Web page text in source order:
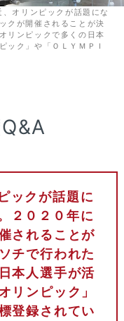
、オリンピックが話題にな
クが開催されることが決
リンピックで多くの日本
ック」や「ＯＬＹＭＰＩ
ックが話題に
２０２０年に
されることが
チで行われた
本人選手が活
リンピック」
登録されてい